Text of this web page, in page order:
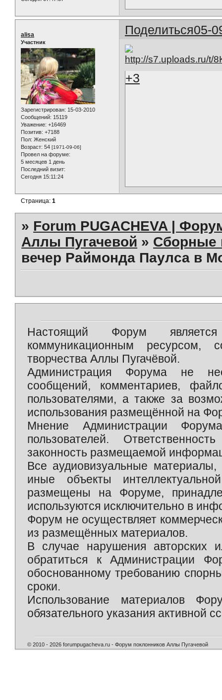
Поделиться05-
alisa
Участник
Зарегистрирован: 15-03-2010
Сообщений: 15119
Уважение: +16469
Позитив: +7188
Пол: Женский
Возраст: 54 [1971-09-06]
Провел на форуме:
5 месяцев 1 день
Последний визит:
Сегодня 15:11:24
+3
Страница:1
» Forum PUGACHEVA |
Аллы Пугачевой » Сборные
вечер Раймонда Паулса в
Настоящий Форум является
коммуникационным ресурсом,
творчества Аллы Пугачёвой.
Администрация Форума не
сообщений, комментариев,
пользователями, а также за
использования размещённой на
Мнение Администрации
пользователей.
законность размещаемой
Все аудиовизуальные
иные объекты
размещены на Форуме,
используются исключительно в
Форум не осуществляет
из размещённых материалов.
В случае нарушения авторских
обратиться к Администрации
обоснованному требованию
сроки.
Использование материалов
обязательного указания активной
© 2010 - 2026 forumpugacheva.ru - Форум поклонников Аллы Пугачевой